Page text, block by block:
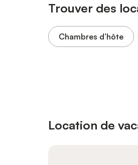
Trouver des
Chambres d’hôte
Location de